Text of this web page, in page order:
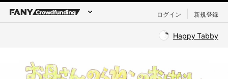
ログイン 新規登録
Happy Tabby